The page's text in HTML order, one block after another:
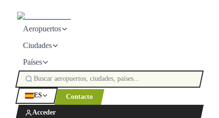
Aeropuertos
Ciudades
Países
ES Contacto
Acceder